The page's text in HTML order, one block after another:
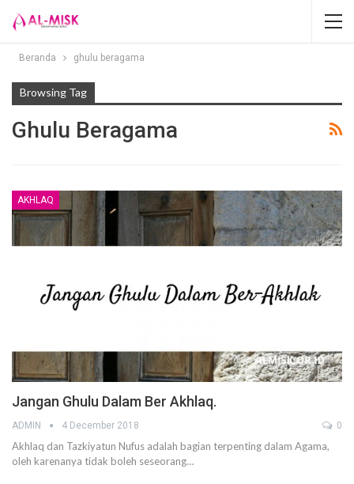
Beranda ghulu beragama
Browsing Tag
Ghulu Beragama
AKHLAQ
Jangan Ghulu Dalam Ber Akhlaq.
ADMIN 4 December 2018 0
Akhlaq dan Tazkiyatun Nufus adalah bagian terpenting dalam Agama,
oleh karenanya tidak boleh seseorang…